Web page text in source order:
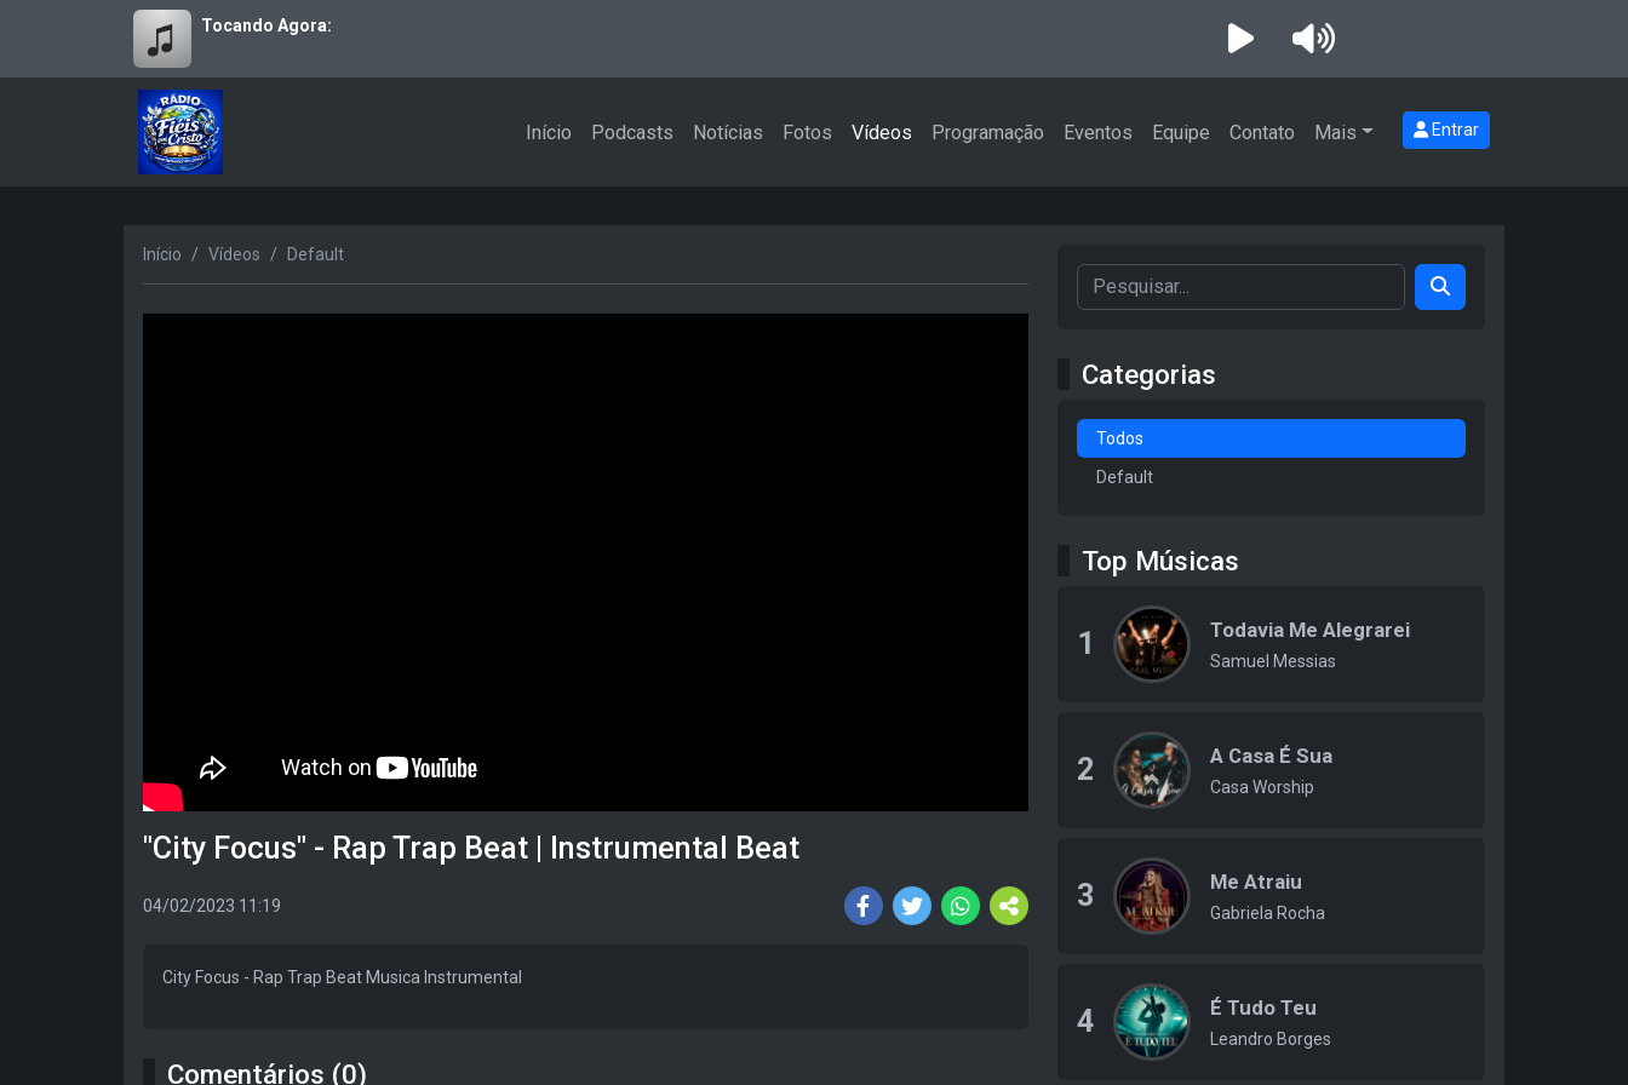
Tocando Agora:
Início Podcasts Notícias Fotos Vídeos Programação Eventos Equipe Contato Mais Entrar
Início Vídeos Default
"City Focus" - Rap Trap Beat | Instrumental Beat
04/02/2023 11:19
City Focus - Rap Trap Beat Musica Instrumental
Comentários (0)
Categorias
Todos
Default
Top Músicas
1 Todavia Me Alegrarei
Samuel Messias
2 A Casa É Sua
Casa Worship
3 Me Atraiu
Gabriela Rocha
4 É Tudo Teu
Leandro Borges